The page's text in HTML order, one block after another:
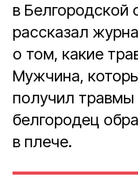
в Белгородской
рассказал
о том, какие
Мужчина,
получил
белгородец
в плече.